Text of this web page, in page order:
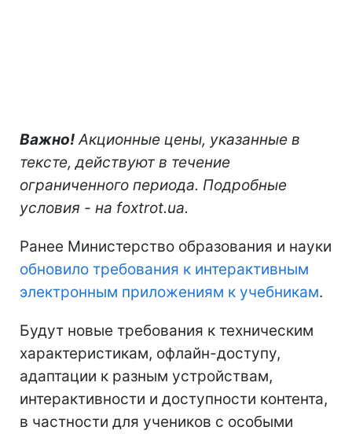
Важно! Акционные цены, указанные в
тексте, действуют в течение
ограниченного периода. Подробные
условия - на foxtrot.ua.
Ранее Министерство образования и науки
обновило требования к интерактивным
электронным приложениям к учебникам.
Будут новые требования к техническим
характеристикам, офлайн-доступу,
адаптации к разным устройствам,
интерактивности и доступности контента,
в частности для учеников с особыми